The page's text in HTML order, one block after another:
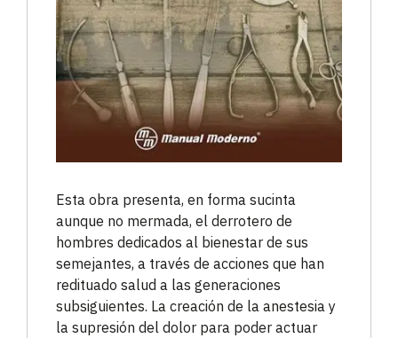
Esta obra presenta, en forma sucinta
aunque no mermada, el derrotero de
hombres dedicados al bienestar de sus
semejantes, a través de acciones que han
redituado salud a las generaciones
subsiguientes. La creación de la anestesia y
la supresión del dolor para poder actuar